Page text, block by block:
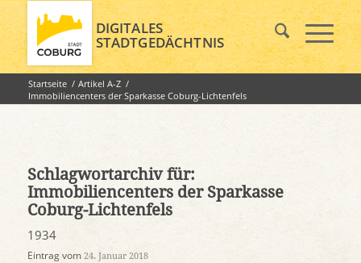
DIGITALES
STADTGEDÄCHTNIS
Startseite / Artikel A-Z /
Immobiliencenters der Sparkasse Coburg-Lichtenfels
Schlagwortarchiv für:
Immobiliencenters der Sparkasse
Coburg-Lichtenfels
1934
Eintrag vom 24. Januar 2018